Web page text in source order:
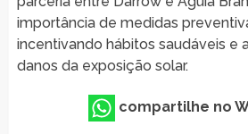
importância de medidas
incentivando hábitos saudáveis e
danos da exposição solar.
compartilhe no